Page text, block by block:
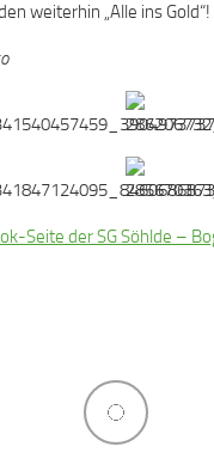
weiterhin „Alle ins Gold“!
Seite der SG Söhlde –